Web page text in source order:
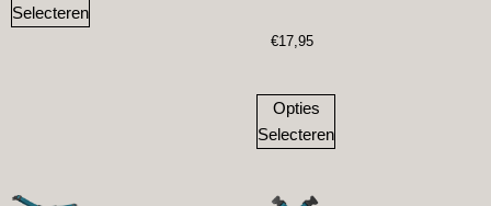
Selecteren
€17,95
Opties
Selecteren